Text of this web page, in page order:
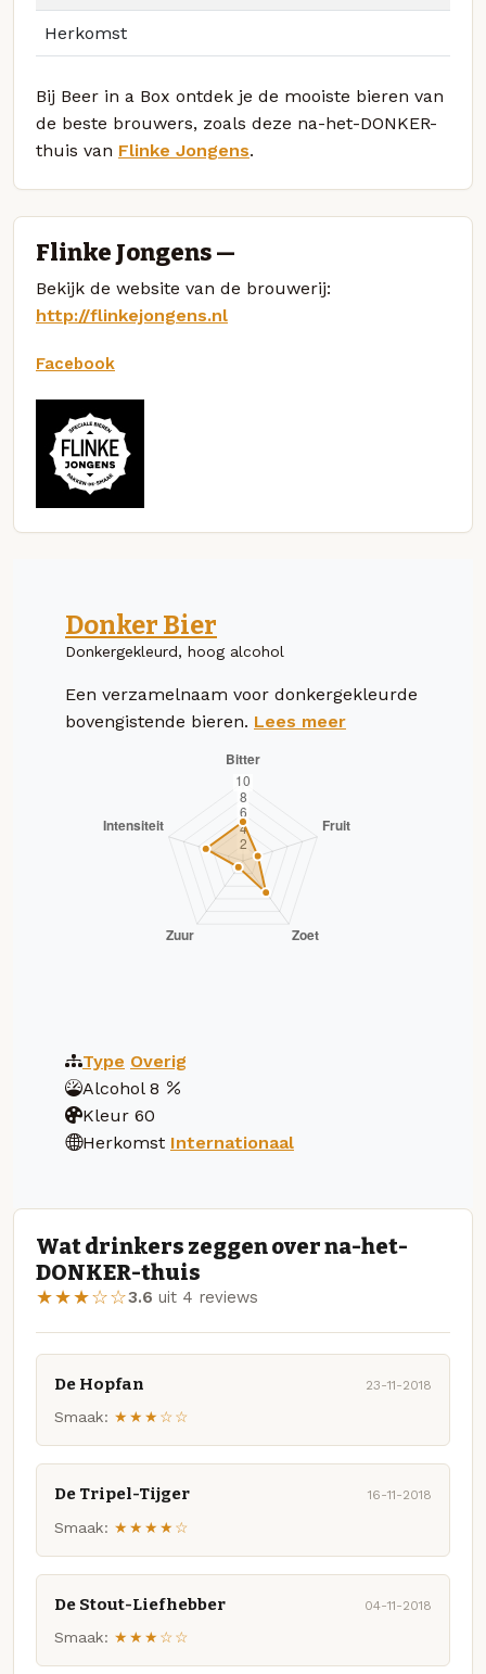
Herkomst
Bij Beer in a Box ontdek je de mooiste bieren van
de beste brouwers, zoals deze na-het-DONKER-
thuis van Flinke Jongens.
Flinke Jongens —
Bekijk de website van de brouwerij:
http://flinkejongens.nl
Facebook
Donker Bier
Donkergekleurd, hoog alcohol
Een verzamelnaam voor donkergekleurde
bovengistende bieren. Lees meer
Type Overig
Alcohol 8
Kleur 60
Herkomst Internationaal
Wat drinkers zeggen over na-het-
DONKER-thuis
★★★☆☆3.6 uit 4 reviews
De Hopfan 23-11-2018
Smaak: ★★★☆☆
De Tripel-Tijger 16-11-2018
Smaak: ★★★★☆
De Stout-Liefhebber 04-11-2018
Smaak: ★★★☆☆